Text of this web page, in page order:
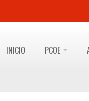
INICIO PCOE